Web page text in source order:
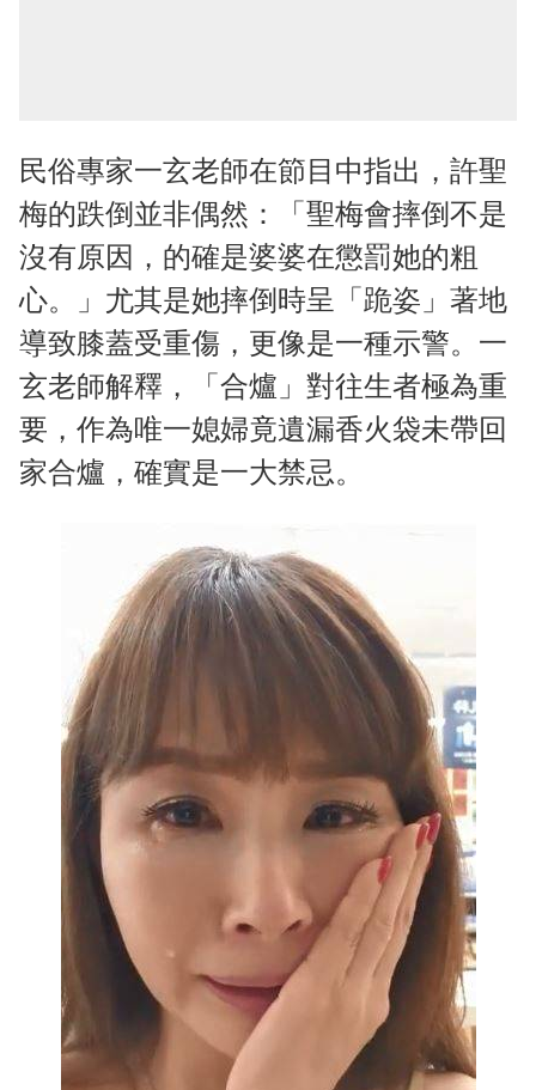
民俗專家一玄老師在節目中指出，許聖
梅的跌倒並非偶然：「聖梅會摔倒不是
沒有原因，的確是婆婆在懲罰她的粗
心。」尤其是她摔倒時呈「跪姿」著地
導致膝蓋受重傷，更像是一種示警。一
玄老師解釋，「合爐」對往生者極為重
要，作為唯一媳婦竟遺漏香火袋未帶回
家合爐，確實是一大禁忌。